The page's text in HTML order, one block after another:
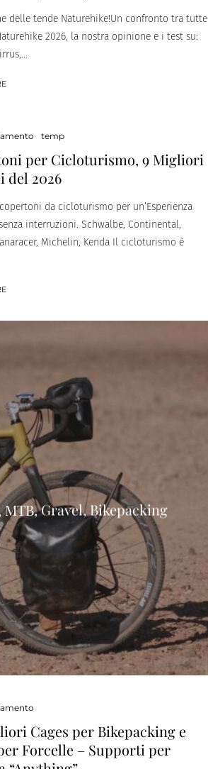
delle tende Naturehike!Un confronto tra tutte
2026, la nostra opinione e i test su:
temp
per Cicloturismo, 9 Migliori
del 2026
da cicloturismo per un’Esperienza
interruzioni. Schwalbe, Continental,
Michelin, Kenda Il cicloturismo è
Gravel, Bikepacking
Cages per Bikepacking e
Forcelle – Supporti per